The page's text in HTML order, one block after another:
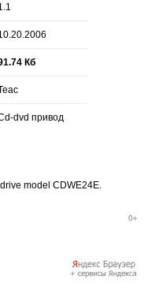
Кб
dvd привод
model CDWE24E.